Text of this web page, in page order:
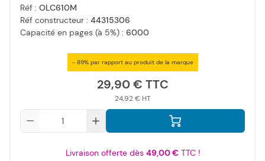
Réf : OLC610M
Réf constructeur : 44315306
Capacité en pages (à 5%) : 6000
- 89% par rapport au produit de la marque
29,90 €
24,92 €
Livraison offerte dès 49,00 €TTC !